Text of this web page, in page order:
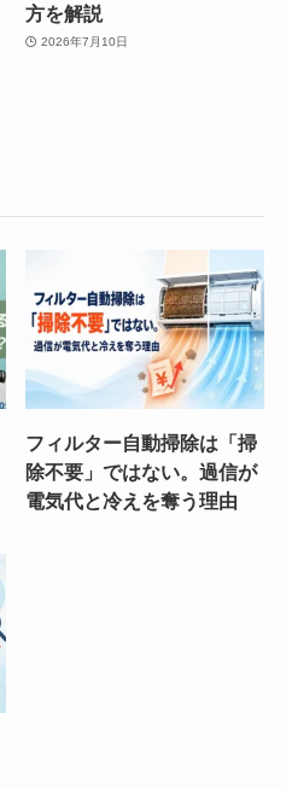
方を解説
2026年7月10日
フィルター自動掃除は「掃
除不要」ではない。過信が
電気代と冷えを奪う理由